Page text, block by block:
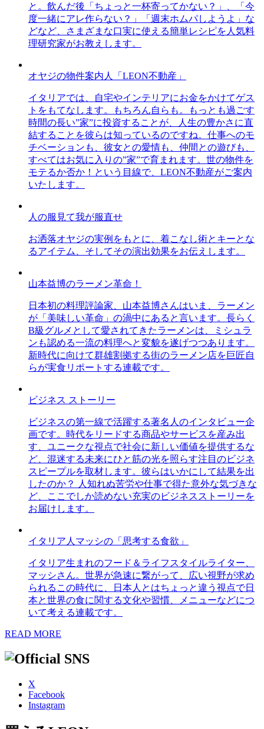
と。飲んだ後「ちょっと一杯寄ってかない？」、「今
度一緒にアレ作らない？」「週末ホムパしようよ」な
どなど、さまざまな口実に使える簡単レシピを人気料
理研究家がお教えします。
オヤジの物件案内人「LEON不動産」
イタリアでは、自宅やインテリアにお金をかけてゲス
トをもてなします。もちろん自らも。もっとも過ごす
時間の長い”家”に投資することが、人生の豊かさに直
結することを彼らは知っているのですね。仕事へのモ
チベーションも、彼女との愛情も、仲間との遊びも、
すべてはお気に入りの”家”で育まれます。世の物件を
モテるか否か！という目線で、LEON不動産がご案内
いたします。
人の服見て我が服直せ
お洒落オヤジの実例をもとに、着こなし術とキーとな
るアイテム、そしてその演出効果をお伝えします。
山本益博のラーメン革命！
日本初の料理評論家、山本益博さんはいま、ラーメン
が「美味しい革命」の渦中にあると言います。長らく
B級グルメとして愛されてきたラーメンは、ミシュラ
ンも認める一流の料理へと変貌を遂げつつあります。
新時代に向けて群雄割拠する街のラーメン店を巨匠自
らが実食リポートする連載です。
ビジネス ストーリー
ビジネスの第一線で活躍する著名人のインタビュー企
画です。時代をリードする商品やサービスを産み出
す、ユニークな視点で社会に新しい価値を提供するな
ど、混迷する未来にひと筋の光を照らす注目のビジネ
スピープルを取材します。彼らはいかにして結果を出
したのか？ 人知れぬ苦労や仕事で得た意外な気づきな
ど、ここでしか読めない充実のビジネスストーリーを
お届けします。
イタリア人マッシの「思考する食欲」
イタリア生まれのフード＆ライフスタイルライター、
マッシさん。世界が急速に繋がって、広い視野が求め
られるこの時代に、日本人とはちょっと違う視点で日
本と世界の食に関する文化や習慣、メニューなどにつ
いて考える連載です。
READ MORE
X
Facebook
Instagram